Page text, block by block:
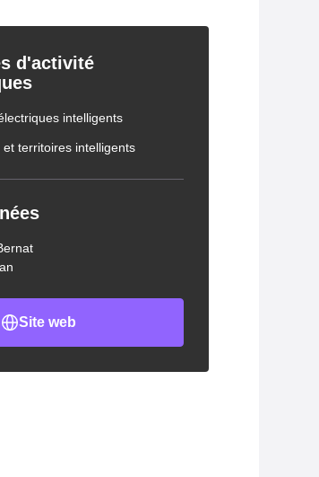
d'activité
intelligents
et territoires intelligents
Site web